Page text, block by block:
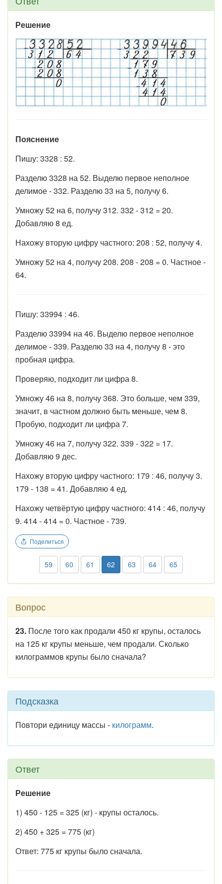
Решение
Пояснение
Пишу: 3328 : 52.
Разделю 3328 на 52. Выделю первое неполное
делимое - 332. Разделю 33 на 5, получу 6.
Умножу 52 на 6, получу 312. 332 - 312 = 20.
Добавляю 8 ед.
Нахожу вторую цифру частного: 208 : 52, получу 4.
Умножу 52 на 4, получу 208. 208 - 208 = 0. Частное -
64.
Пишу: 33994 : 46.
Разделю 33994 на 46. Выделю первое неполное
делимое - 339. Разделю 33 на 4, получу 8 - это
пробная цифра.
Проверяю, подходит ли цифра 8.
Умножу 46 на 8, получу 368. Это больше, чем 339,
значит, в частном должно быть меньше, чем 8.
Пробую, подходит ли цифра 7.
Умножу 46 на 7, получу 322. 339 - 322 = 17.
Добавляю 9 дес.
Нахожу вторую цифру частного: 179 : 46, получу 3.
179 - 138 = 41. Добавляю 4 ед.
Нахожу четвёртую цифру частного: 414 : 46, получу
9. 414 - 414 = 0. Частное - 739.
Поделиться
59 60 61 62 63 64 65
Вопрос
23. После того как продали 450 кг крупы, осталось
на 125 кг крупы меньше, чем продали. Сколько
килограммов крупы было сначала?
Подсказка
Повтори единицу массы - килограмм.
Ответ
Решение
1) 450 - 125 = 325 (кг) - крупы осталось.
2) 450 + 325 = 775 (кг)
Ответ: 775 кг крупы было сначала.